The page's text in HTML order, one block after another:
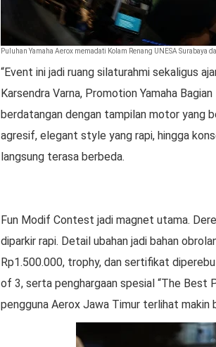
Puluhan Yamaha Aerox memadati Kolam Renang UNESA Surabaya
“Event ini jadi ruang silaturahmi sekaligus
Karsendra Varna, Promotion Yamaha
berdatangan dengan tampilan motor yang
agresif, elegant style yang rapi, hingga
langsung terasa berbeda.
Fun Modif Contest jadi magnet utama.
diparkir rapi. Detail ubahan jadi bahan
Rp1.500.000, trophy, dan sertifikat
of 3, serta penghargaan spesial “The Best
pengguna Aerox Jawa Timur terlihat makin